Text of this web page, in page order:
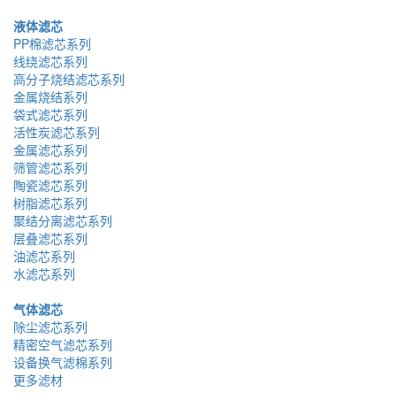
液体滤芯
PP棉滤芯系列
线绕滤芯系列
高分子烧结滤芯系列
金属烧结系列
袋式滤芯系列
活性炭滤芯系列
金属滤芯系列
筛管滤芯系列
陶瓷滤芯系列
树脂滤芯系列
聚结分离滤芯系列
层叠滤芯系列
油滤芯系列
水滤芯系列
气体滤芯
除尘滤芯系列
精密空气滤芯系列
设备换气滤棉系列
更多滤材